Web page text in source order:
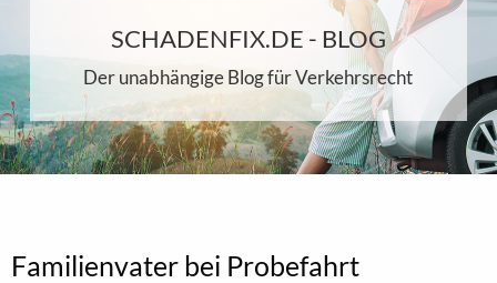
SCHADENFIX.DE - BLOG
Der unabhängige Blog für Verkehrsrecht
Familienvater bei Probefahrt